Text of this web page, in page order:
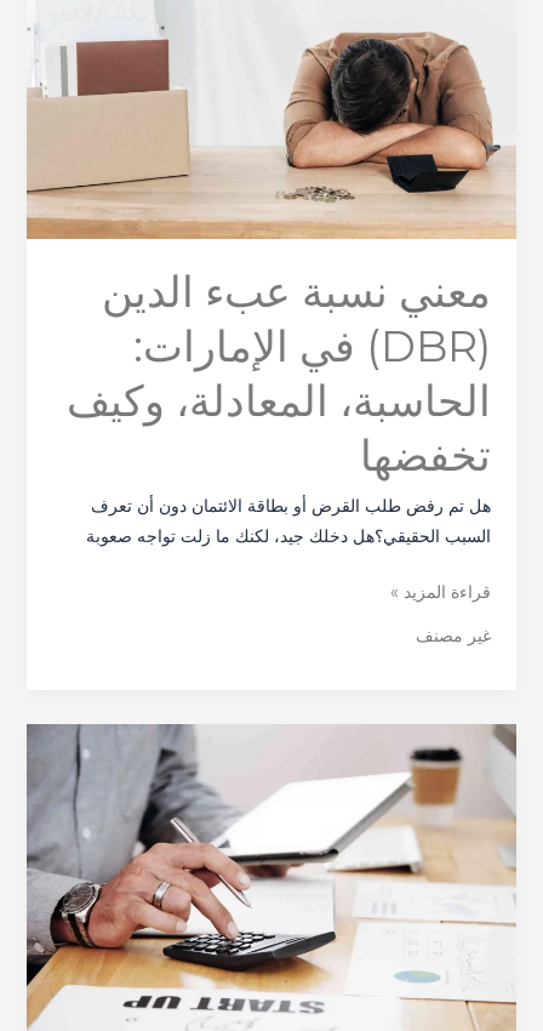
معني نسبة عبء الدين
(DBR) في الإمارات:
الحاسبة، المعادلة، وكيف
تخفضها
هل تم رفض طلب القرض أو بطاقة الائتمان دون أن تعرف
السبب الحقيقي؟هل دخلك جيد، لكنك ما زلت تواجه صعوبة
(DBR)
في
الإمارات:
الحاسبة،
المعادلة،
وكيف
تخفضها
قراءة المزيد »
غير مصنف
ما
التخصيم؟
التعريف،
المزايا
والعيوب
للشركات
في
الإمارات